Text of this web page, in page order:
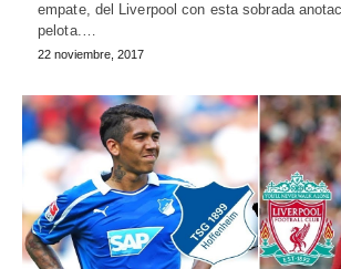
empate, del Liverpool con esta sobrada
pelota.…
22 noviembre, 2017